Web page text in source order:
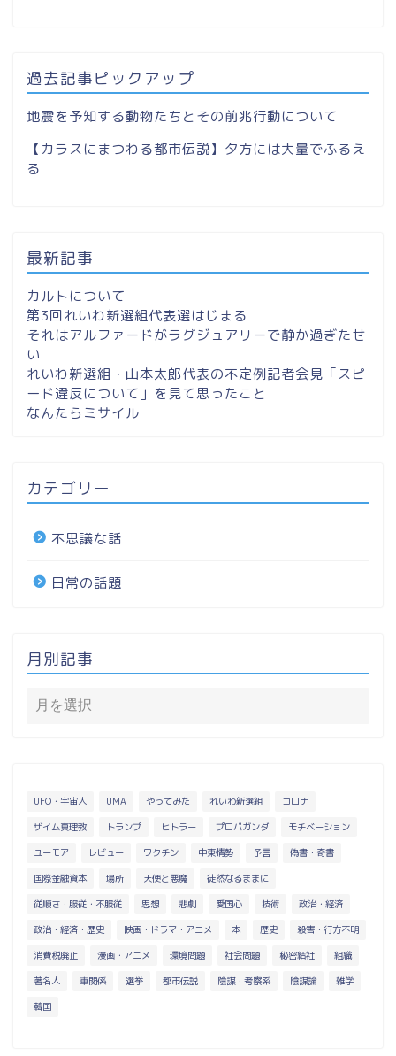
過去記事ピックアップ
地震を予知する動物たちとその前兆行動について
【カラスにまつわる都市伝説】夕方には大量でふるえ
る
最新記事
カルトについて
第3回れいわ新選組代表選はじまる
それはアルファードがラグジュアリーで静か過ぎたせ
い
れいわ新選組・山本太郎代表の不定例記者会見「スピ
ード違反について」を見て思ったこと
なんたらミサイル
カテゴリー
不思議な話
日常の話題
月別記事
UFO・宇宙人 UMA やってみた れいわ新選組 コロナ
ザイム真理教 トランプ ヒトラー プロパガンダ モチベーション
ユーモア レビュー ワクチン 中東情勢 予言 偽書・奇書
国際金融資本 場所 天使と悪魔 徒然なるままに
従順さ・服従・不服従 思想 悲劇 愛国心 技術 政治・経済
政治・経済・歴史 映画・ドラマ・アニメ 本 歴史 殺害・行方不明
消費税廃止 漫画・アニメ 環境問題 社会問題 秘密結社 組織
著名人 車関係 選挙 都市伝説 陰謀・考察系 陰謀論 雑学
韓国